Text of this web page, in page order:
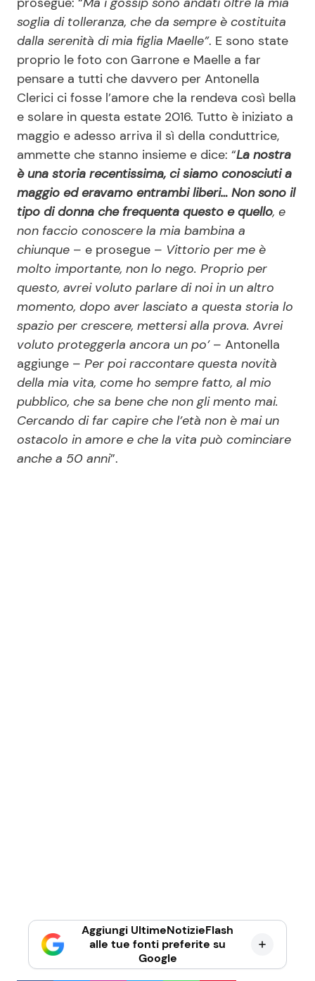
soglia di tolleranza, che da sempre è costituita
dalla serenità di mia figlia Maelle”. E sono state
proprio le foto con Garrone e Maelle a far
pensare a tutti che davvero per Antonella
Clerici ci fosse l’amore che la rendeva così bella
e solare in questa estate 2016. Tutto è iniziato a
maggio e adesso arriva il sì della conduttrice,
ammette che stanno insieme e dice: “La nostra
è una storia recentissima, ci siamo conosciuti a
maggio ed eravamo entrambi liberi… Non sono il
tipo di donna che frequenta questo e quello, e
non faccio conoscere la mia bambina a
chiunque – e prosegue – Vittorio per me è
molto importante, non lo nego. Proprio per
questo, avrei voluto parlare di noi in un altro
momento, dopo aver lasciato a questa storia lo
spazio per crescere, mettersi alla prova. Avrei
voluto proteggerla ancora un po’ – Antonella
aggiunge – Per poi raccontare questa novità
della mia vita, come ho sempre fatto, al mio
pubblico, che sa bene che non gli mento mai.
Cercando di far capire che l’età non è mai un
ostacolo in amore e che la vita può cominciare
anche a 50 anni”.
Aggiungi UltimeNotizieFlash
alle tue fonti preferite su
Google